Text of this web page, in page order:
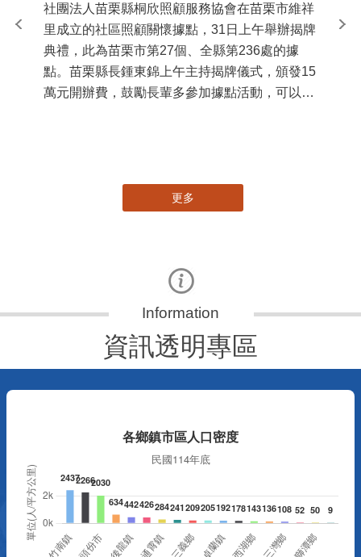
社團法人苗栗縣桐欣照顧服務協會在苗栗市維祥
里成立的社區照顧關懷據點，31日上午舉辦揭牌
典禮，此為苗栗市第27個、全縣第236處的據
點。苗栗縣長鍾東錦上午主持揭牌儀式，頒發15
萬元開辦費，鼓勵長輩多參加據點活動，可以更
苗
更多
資訊透明專區